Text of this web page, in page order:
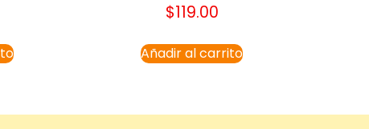
$119.00
Añadir al carrito